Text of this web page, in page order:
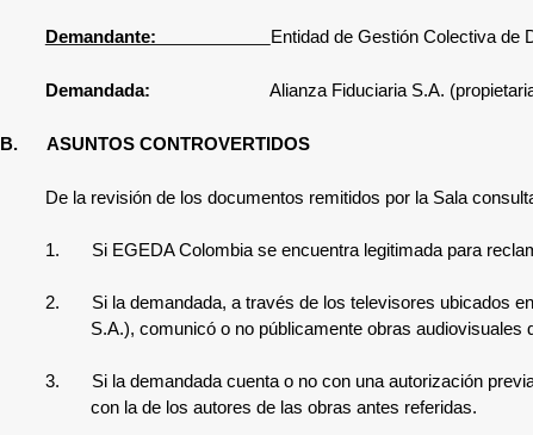
Demandante: Entidad de Gestión Colectiva de
Demandada: Alianza Fiduciaria S.A.
B. ASUNTOS CONTROVERTIDOS
De la revisión de los documentos remitidos por la Sala
1. Si EGEDA Colombia se encuentra legitimada para
2.
Si la demandada, a través de los televisores ubicados
S.A.), comunicó o no públicamente obras
3.
Si la demandada cuenta o no con una autorización
con la de los autores de las obras antes referidas.